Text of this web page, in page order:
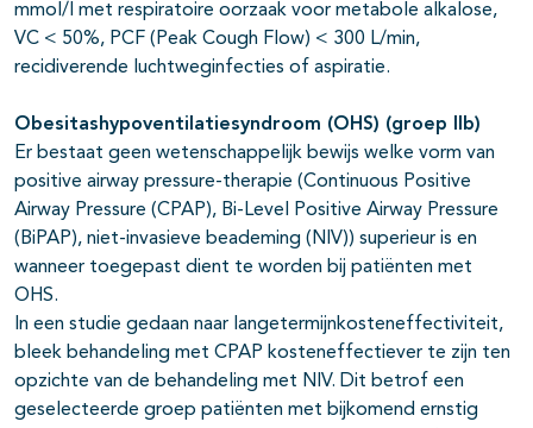
mmol/l met respiratoire oorzaak voor metabole alkalose,
VC < 50%, PCF (Peak Cough Flow) < 300 L/min,
recidiverende luchtweginfecties of aspiratie.
Obesitashypoventilatiesyndroom (OHS) (groep IIb)
Er bestaat geen wetenschappelijk bewijs welke vorm van
positive airway pressure-therapie (Continuous Positive
Airway Pressure (CPAP), Bi-Level Positive Airway Pressure
(BiPAP), niet-invasieve beademing (NIV)) superieur is en
wanneer toegepast dient te worden bij patiënten met
OHS.
In een studie gedaan naar langetermijnkosteneffectiviteit,
bleek behandeling met CPAP kosteneffectiever te zijn ten
opzichte van de behandeling met NIV. Dit betrof een
geselecteerde groep patiënten met bijkomend ernstig